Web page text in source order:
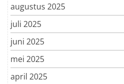
augustus 2025
juli 2025
juni 2025
mei 2025
april 2025